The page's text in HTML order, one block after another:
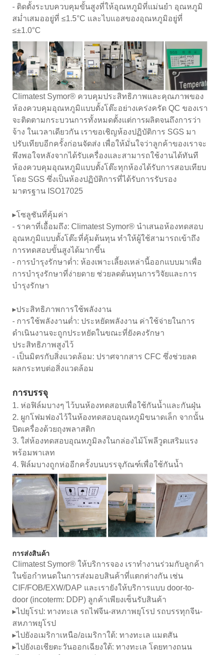
- ติดตั้งระบบควบคุมขั้นสูงที่ให้อุณหภูมิที่แม่นยำ อุณหภูมิ
สม่ำเสมออยู่ที่ ≤1.5°C และไบแอสของอุณหภูมิอยู่ที่
≤±1.0°C
Climatest Symor® ควบคุมประสิทธิภาพและคุณภาพของ
ห้องควบคุมอุณหภูมิแบบตั้งโต๊ะอย่างเคร่งครัด QC ของเรา
จะติดตามกระบวนการทั้งหมดตั้งแต่การผลิตจนถึงการว่า
จ้าง ในเวลาเดียวกัน เราขอเชิญห้องปฏิบัติการ SGS มา
ปรับเทียบอีกครั้งก่อนจัดส่ง เพื่อให้มั่นใจว่าลูกค้าของเราจะ
พึงพอใจหลังจากได้รับเครื่องและสามารถใช้งานได้ทันที
ห้องควบคุมอุณหภูมิแบบตั้งโต๊ะทุกห้องได้รับการสอบเทียบ
โดย SGS ซึ่งเป็นห้องปฏิบัติการที่ได้รับการรับรอง
มาตรฐาน ISO17025
▸โซลูชันที่คุ้มค่า
- ราคาที่เอื้อมถึง: Climatest Symor® นำเสนอห้องทดสอบ
อุณหภูมิแบบตั้งโต๊ะที่คุ้มต้นทุน ทำให้ผู้ใช้สามารถเข้าถึง
การทดสอบขั้นสูงได้มากขึ้น
- การบำรุงรักษาต่ำ: ห้องเพาะเลี้ยงเหล่านี้ออกแบบมาเพื่อ
การบำรุงรักษาที่ง่ายดาย ช่วยลดต้นทุนการวิจัยและการ
บำรุงรักษา
▸ประสิทธิภาพการใช้พลังงาน
- การใช้พลังงานต่ำ: ประหยัดพลังงาน ค่าใช้จ่ายในการ
ดำเนินงานจะถูกประหยัดในขณะที่ยังคงรักษา
ประสิทธิภาพสูงไว้
- เป็นมิตรกับสิ่งแวดล้อม: ปราศจากสาร CFC ซึ่งช่วยลด
ผลกระทบต่อสิ่งแวดล้อม
การบรรจุ
1. ห่อฟิล์มบางๆ ไว้บนห้องทดสอบเพื่อใช้กันน้ำและกันฝุ่น
2. ผูกโฟมฟองไว้ในห้องทดสอบอุณหภูมิขนาดเล็ก จากนั้น
ปิดเครื่องด้วยถุงพลาสติก
3. ใส่ห้องทดสอบอุณหภูมิลงในกล่องไม้โพลีวูดเสริมแรง
พร้อมพาเลท
4. ฟิล์มบางถูกห่ออีกครั้งบนบรรจุภัณฑ์เพื่อใช้กันน้ำ
การส่งสินค้า
Climatest Symor® ให้บริการจอง เราทำงานร่วมกับลูกค้า
ในข้อกำหนดในการส่งมอบสินค้าที่แตกต่างกัน เช่น
CIF/FOB/EXW/DAP และเรายังให้บริการแบบ door-to-
door (incoterm: DDP) ลูกค้าเพียงเซ็นรับสินค้า
▸ไปยุโรป: ทางทะเล รถไฟจีน-สหภาพยุโรป รถบรรทุกจีน-
สหภาพยุโรป
▸ไปยังอเมริกาเหนือ/อเมริกาใต้: ทางทะเล แมตสัน
▸ไปยังเอเชียตะวันออกเฉียงใต้: ทางทะเล โดยทางถนน